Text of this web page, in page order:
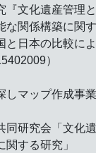
『文化遺産管理
な関係構築に関
と日本の比較によ
）
しマップ作成事
同研究会「文化
する研究」